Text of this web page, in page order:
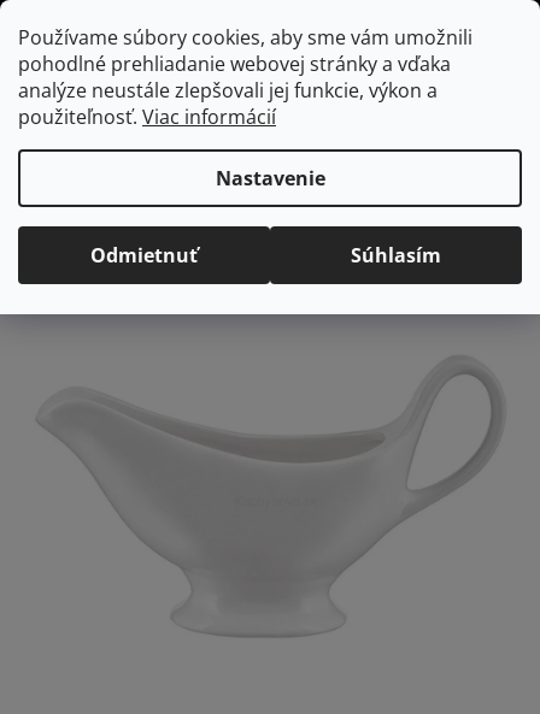
Používame súbory cookies, aby sme vám umožnili
pohodlné prehliadanie webovej stránky a vďaka
analýze neustále zlepšovali jej funkcie, výkon a
použiteľnosť. Viac informácií
Nastavenie
Odmietnuť Súhlasím
Prejsť
na
obsah
Hľadať
Domov
/ Vybavenie do jedálne / Stolovanie / Omáčniky
AMBITION
Salsa omáčnik, 275 ml
AMBITION Salsa omáčnik,
275 ml
Priemerné
hodnotenie
hviezdičiek.
Neohodnotené
Podrobnosti hodnotenia